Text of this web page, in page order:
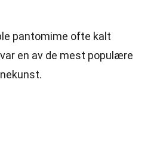
pantomime ofte kalt
en av de mest populære